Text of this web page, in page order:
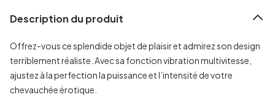
Description du produit
Offrez-vous ce splendide objet de plaisir et admirez son design
terriblement réaliste. Avec sa fonction vibration multivitesse,
ajustez à la perfection la puissance et l’intensité de votre
chevauchée érotique.